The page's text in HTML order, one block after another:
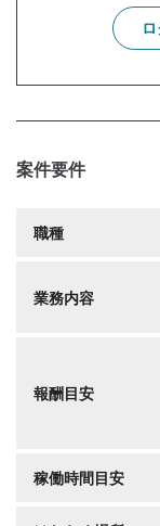
案件要件
職種
業務内容
報酬目安
稼働時間目安